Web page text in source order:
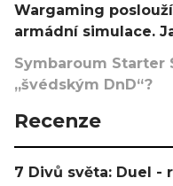
Wargaming
armádní simulace.
Symbaroum Starter
„švédským DnD“?
Recenze
7 Divů světa: Duel -